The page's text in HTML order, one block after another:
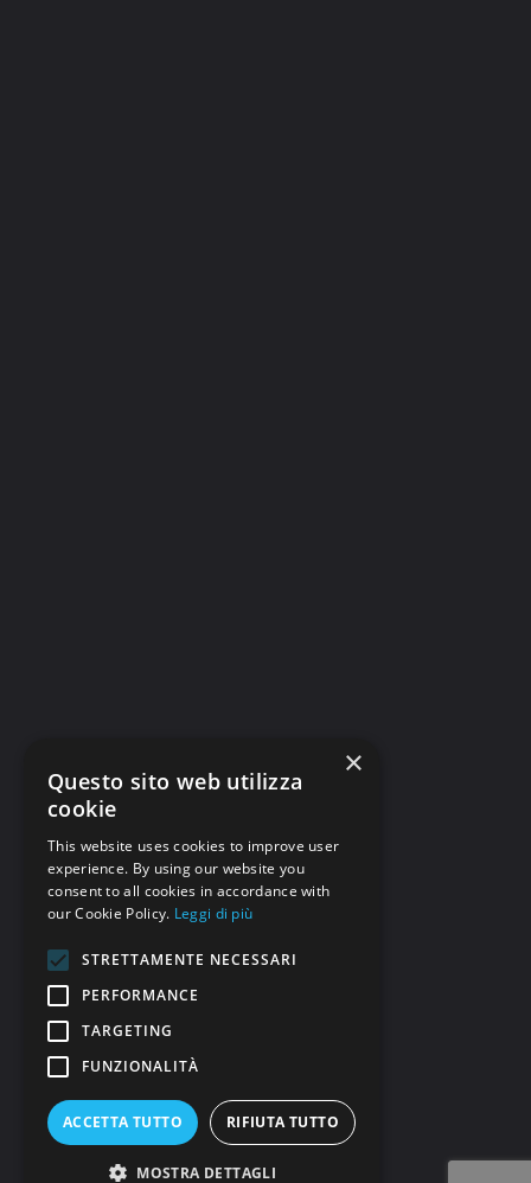
×
Questo sito web utilizza
cookie
This website uses cookies to improve user
experience. By using our website you
consent to all cookies in accordance with
our Cookie Policy. Leggi di più
STRETTAMENTE NECESSARI
PERFORMANCE
TARGETING
FUNZIONALITÀ
ACCETTA TUTTO RIFIUTA TUTTO
MOSTRA DETTAGLI